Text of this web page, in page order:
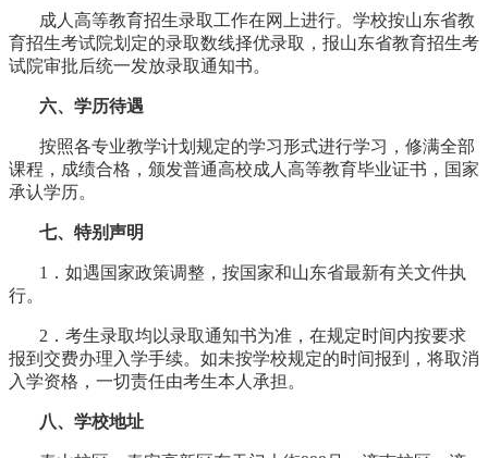
成人高等教育招生录取工作在网上进行。学校按山东省教
育招生考试院划定的录取数线择优录取，报山东省教育招生考
试院审批后统一发放录取通知书。
六、学历待遇
按照各专业教学计划规定的学习形式进行学习，修满全部
课程，成绩合格，颁发普通高校成人高等教育毕业证书，国家
承认学历。
七、特别声明
1 ．如遇国家政策调整，按国家和山东省最新有关文件执
行。
2 ．考生录取均以录取通知书为准，在规定时间内按要求
报到交费办理入学手续。如未按学校规定的时间报到，将取消
入学资格，一切责任由考生本人承担。
八、学校地址